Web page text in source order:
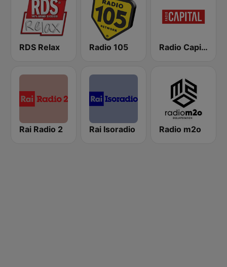
RDS Relax Radio 105 Radio Capital
Rai Radio 2 Rai Isoradio Radio m2o